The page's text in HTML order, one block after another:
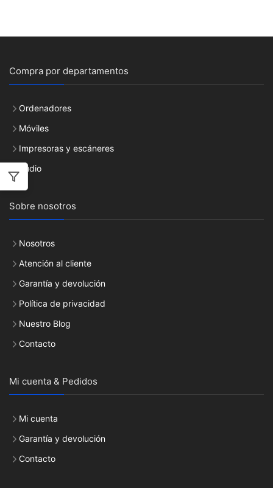
Compra por departamentos
Ordenadores
Móviles
Impresoras y escáneres
Audio
Sobre nosotros
Nosotros
Atención al cliente
Garantía y devolución
Política de privacidad
Nuestro Blog
Contacto
Mi cuenta & Pedidos
Mi cuenta
Garantía y devolución
Contacto